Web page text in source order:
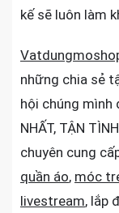
kế sẽ luôn làm
những chia sẻ
hội chúng mình
NHẤT, TẬN
chuyên cung
quần áo, móc
livestream, lắp